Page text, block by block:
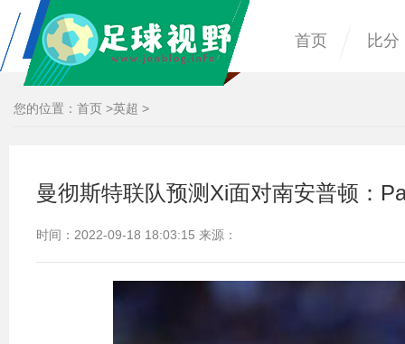
首页 比分
您的位置： 首页 >英超 >
曼彻斯特联队预测Xi面对南安普顿：
时间：2022-09-18 18:03:15 来源：